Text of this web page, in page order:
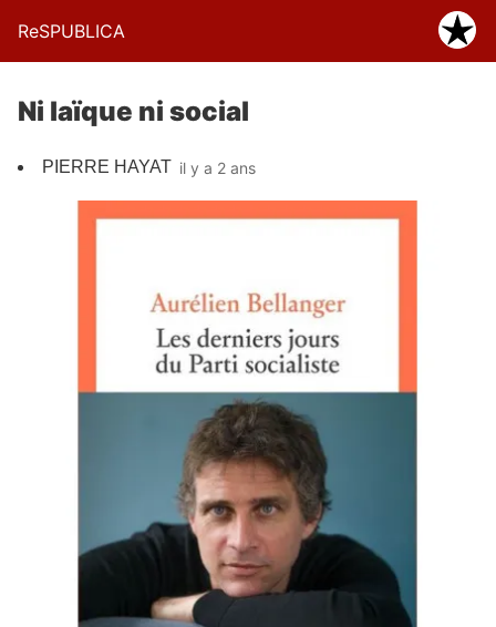
ReSPUBLICA
Ni laïque ni social
PIERRE HAYAT il y a 2 ans